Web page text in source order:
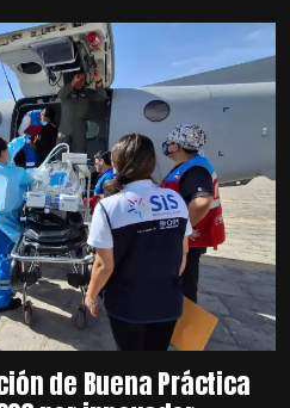
de Buena Práctica